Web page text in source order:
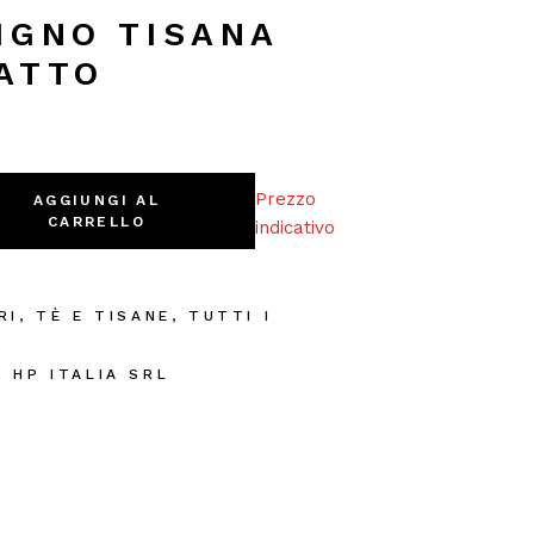
TISANA
quantity
AGGIUNGI AL
CARRELLO
Prezzo
indicativo
, TÈ E TISANE , TUTTI I
HP ITALIA SRL